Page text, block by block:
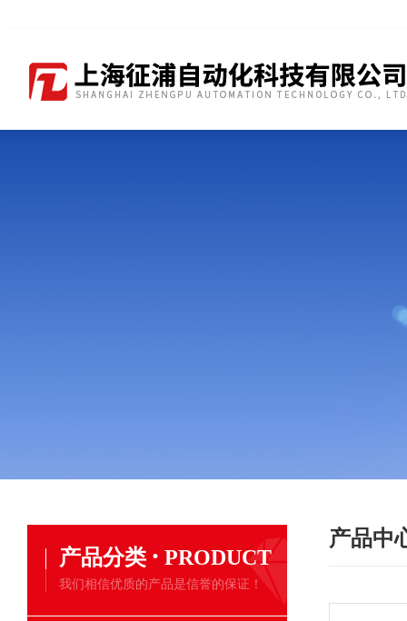
产品中
产品分类 · PRODUCT
我们相信优质的产品是信誉的保证！